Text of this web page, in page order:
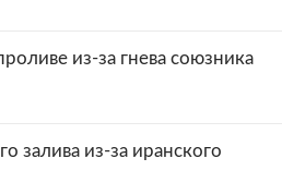
из-за гнева союзника
залива из-за иранского